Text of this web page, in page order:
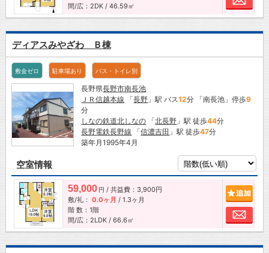
間/広：2DK / 46.59㎡
ディアスみやざわ Ｂ棟
敷金ゼロ 駐車場あり バス・トイレ別
長野県長野市南長池
ＪＲ信越本線 「長野 」駅 バス12分 「南長池」停歩9
分
しなの鉄道北しなの 「北長野 」駅 徒歩44分
長野電鉄長野線 「信濃吉田 」駅 徒歩47分
築年月1995年4月
空室情報
59,000 円 / 共益費：3,900円
敷/礼： 0.0ヶ月 / 1.3ヶ月
階 数：1階
間/広：2LDK / 66.6㎡
お